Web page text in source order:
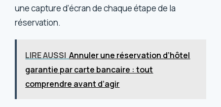
une capture d’écran de chaque étape de la
réservation.
LIRE AUSSI Annuler une réservation d’hôtel
garantie par carte bancaire : tout
comprendre avant d’agir